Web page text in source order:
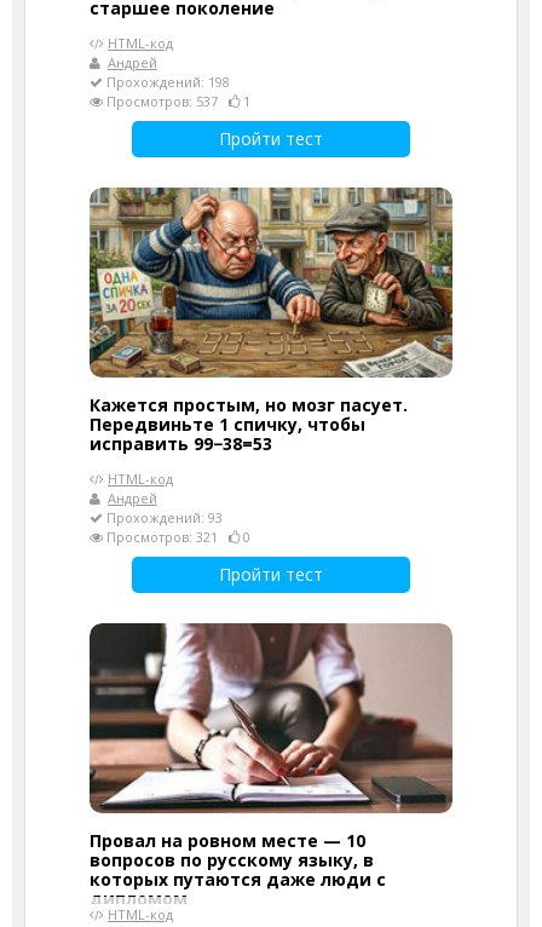
старшее поколение
HTML-код
Андрей
Прохождений: 198
Просмотров: 537
1
Пройти тест
Кажется простым, но мозг пасует.
Передвиньте 1 спичку, чтобы
исправить 99−38=53
HTML-код
Андрей
Прохождений: 93
Просмотров: 321
0
Пройти тест
Провал на ровном месте — 10
вопросов по русскому языку, в
которых путаются даже люди с
дипломом
HTML-код